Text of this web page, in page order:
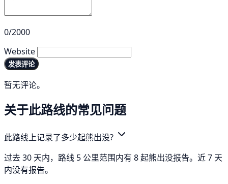
0/2000
Website
发表评论
暂无评论。
关于此路线的常见问题
此路线上记录了多少起熊出没?
过去 30 天内，路线 5 公里范围内有 8 起熊出没报告。近 7 天
内没有报告。